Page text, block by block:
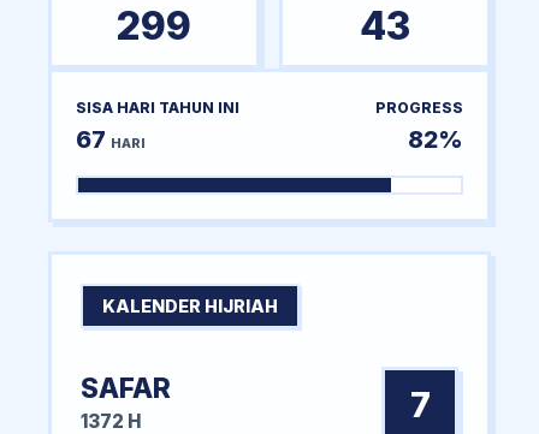
299 43
SISA HARI TAHUN INI
67 HARI
PROGRESS
82%
KALENDER HIJRIAH
SAFAR
1372 H 7